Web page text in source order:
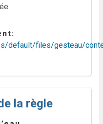
default/files/gesteau/
la règle